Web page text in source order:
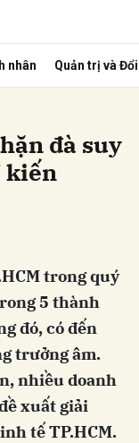
nhân Quản trị và
đà suy
kiến
trong quý
5 thành
đó, có đến
trưởng âm.
nhiều doanh
xuất giải
tế TP.HCM.
Hủy